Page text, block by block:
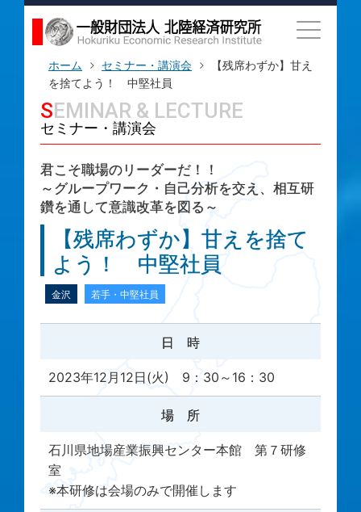
ホーム セミナー・講演会
【残席わずか】甘え
を捨てよう！ 中堅社員
SEMINAR & LECTURE
セミナー・講演会
君こそ職場のリーダーだ！！
～グループワーク・自己分析を交え、相互研
鑽を通して意識改革を図る～
【残席わずか】甘えを捨て
よう！ 中堅社員
金沢 若手・中堅社員
日 時
2023年12月12日(火) 9：30～16：30
場 所
石川県地場産業振興センター本館 第７研修
室
※本研修は会場のみで開催します